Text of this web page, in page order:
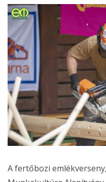
A fertőbozi